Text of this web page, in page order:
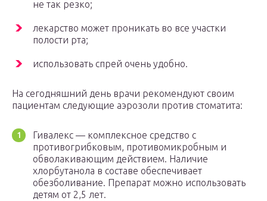
не так резко;
лекарство может проникать во все участки
полости рта;
использовать спрей очень удобно.
На сегодняшний день врачи рекомендуют своим
пациентам следующие аэрозоли против стоматита:
Гивалекс — комплексное средство с
противогрибковым, противомикробным и
обволакивающим действием. Наличие
хлорбутанола в составе обеспечивает
обезболивание. Препарат можно использовать
детям от 2,5 лет.